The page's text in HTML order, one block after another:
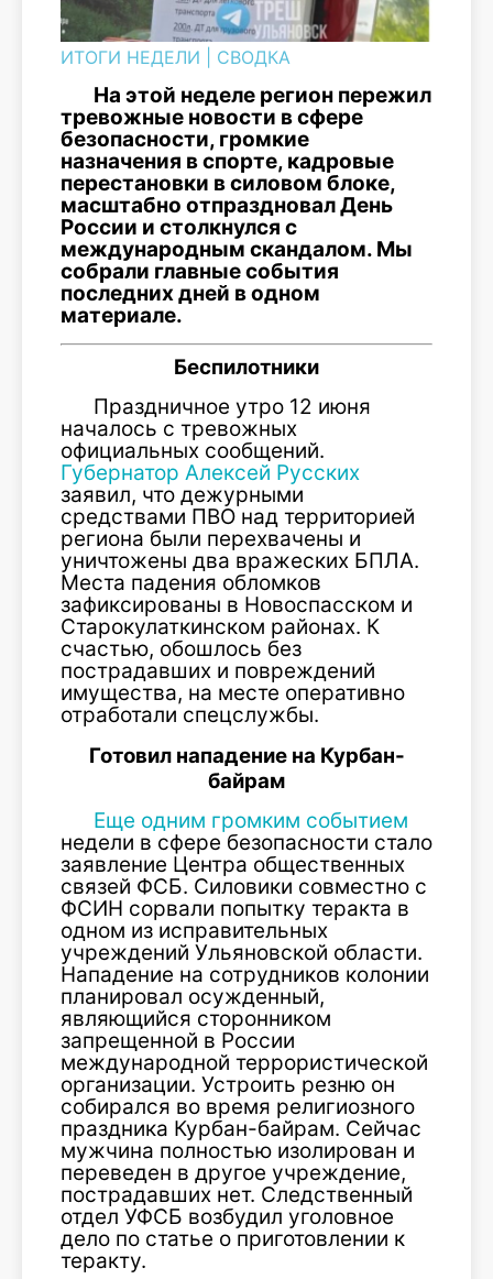
ИТОГИ НЕДЕЛИ СВОДКА
На этой неделе регион пережил
тревожные новости в сфере
безопасности, громкие
назначения в спорте, кадровые
перестановки в силовом блоке,
масштабно отпраздновал День
России и столкнулся с
международным скандалом. Мы
собрали главные события
последних дней в одном
материале.
Беспилотники
Праздничное утро 12 июня
началось с тревожных
официальных сообщений.
Губернатор Алексей Русских
заявил, что дежурными
средствами ПВО над территорией
региона были перехвачены и
уничтожены два вражеских БПЛА.
Места падения обломков
зафиксированы в Новоспасском и
Старокулаткинском районах. К
счастью, обошлось без
пострадавших и повреждений
имущества, на месте оперативно
отработали спецслужбы.
Готовил нападение на Курбан-
байрам
Еще одним громким событием
недели в сфере безопасности стало
заявление Центра общественных
связей ФСБ. Силовики совместно с
ФСИН сорвали попытку теракта в
одном из исправительных
учреждений Ульяновской области.
Нападение на сотрудников колонии
планировал осужденный,
являющийся сторонником
запрещенной в России
международной террористической
организации. Устроить резню он
собирался во время религиозного
праздника Курбан-байрам. Сейчас
мужчина полностью изолирован и
переведен в другое учреждение,
пострадавших нет. Следственный
отдел УФСБ возбудил уголовное
дело по статье о приготовлении к
теракту.